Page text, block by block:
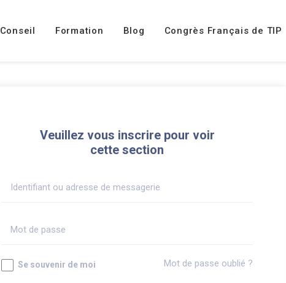
Conseil Formation Blog Congrès Français de TIP
Veuillez vous inscrire pour voir
cette section
Se souvenir de moi Mot de passe oublié ?